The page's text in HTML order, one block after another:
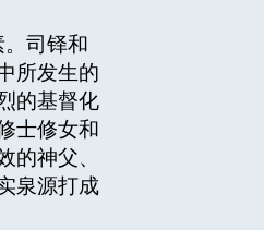
司铎和
所发生的
的基督化
士修女和
神父、
泉源打成